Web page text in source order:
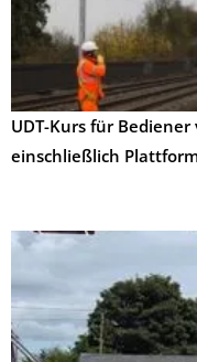
UDT-Kurs für
einschließlich